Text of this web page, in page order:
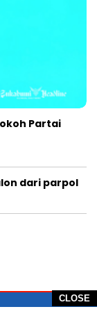
CLOSE
Partai
dari parpol